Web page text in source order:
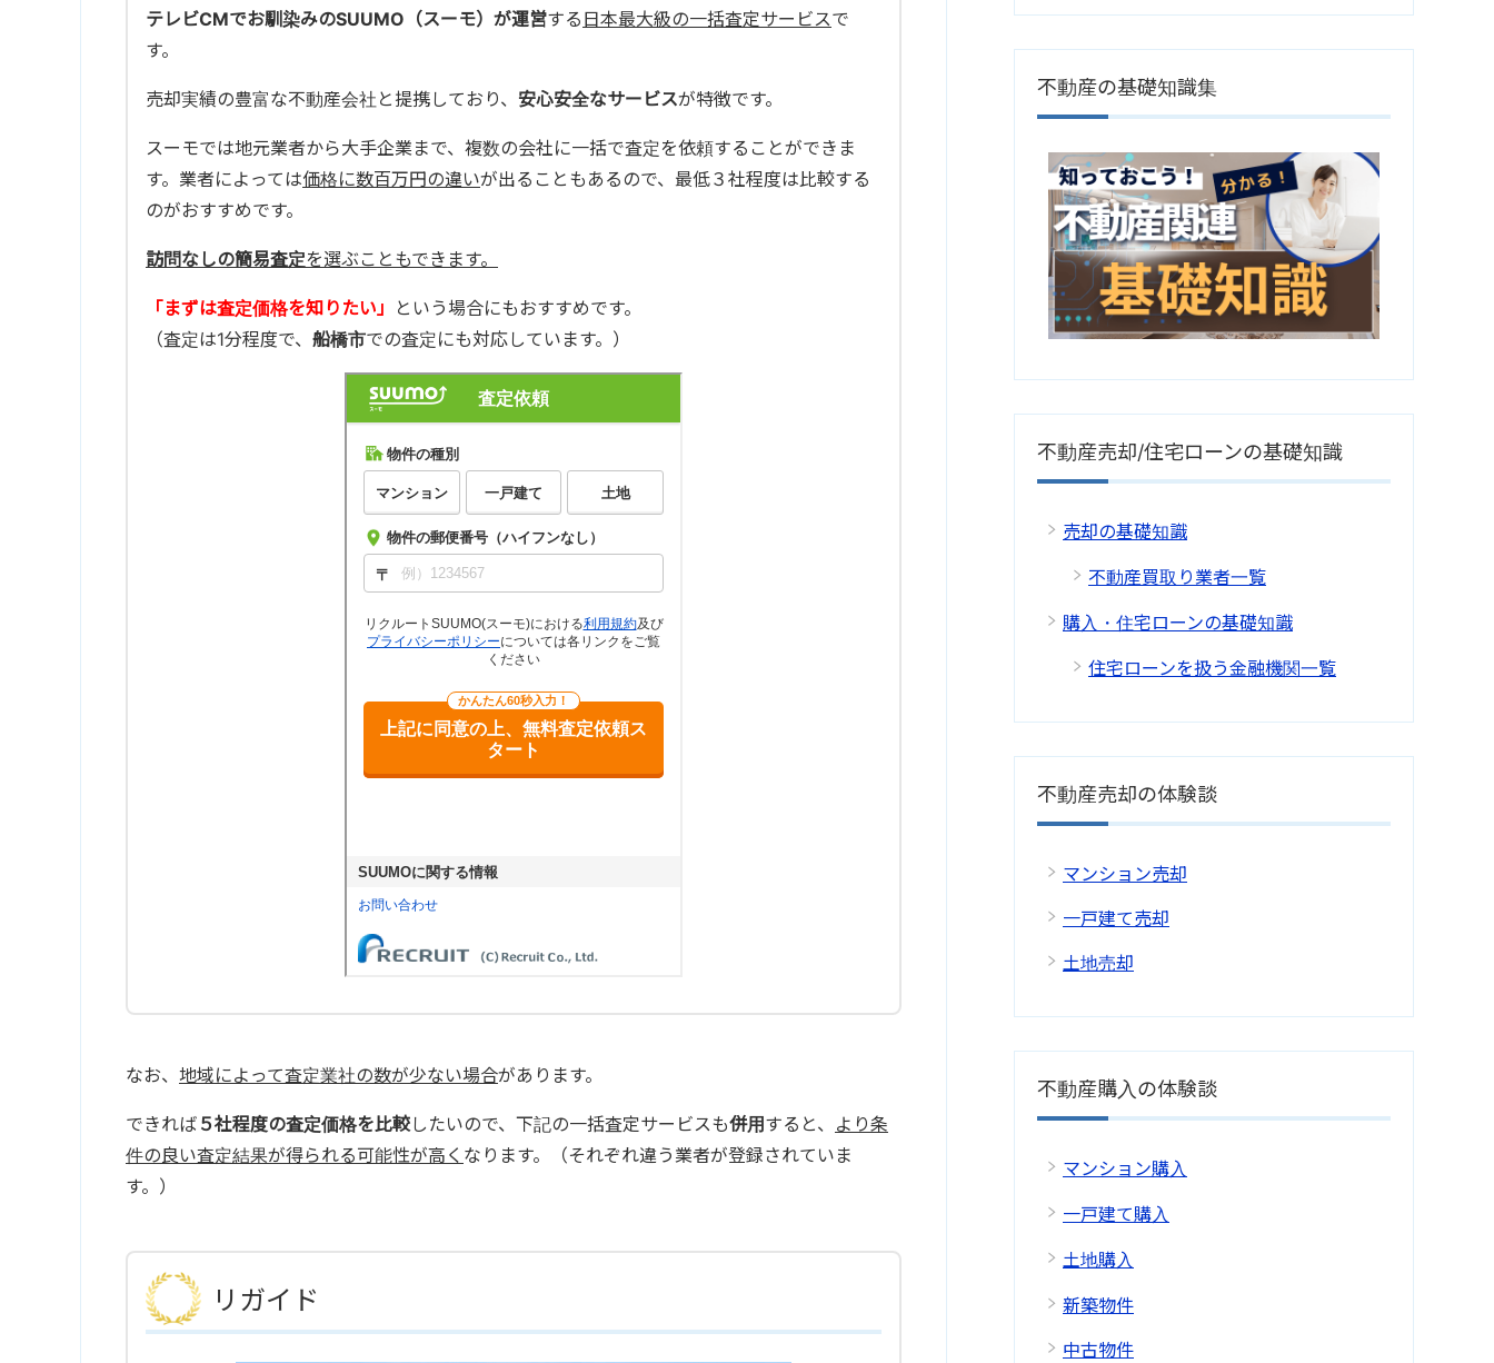
テレビCMでお馴染みのSUUMO（スーモ）が運営する 日本最大級の一括査定サービスで
す。
売却実績の豊富な不動産会社と提携しており、 安心安全なサービスが特徴です。
スーモでは地元業者から大手企業まで、複数の会社に一括で査定を依頼することができま
す。業者によっては価格に数百万円の違いが出ることもあるので、最低３社程度は比較する
のがおすすめです。
訪問なしの簡易査定を選ぶこともできます。
「まずは査定価格を知りたい」
という場合にもおすすめです。
（査定は1分程度で、 船橋市での査定にも対応しています。）
なお、 地域によって査定業社の数が少ない場合があります。
できれば ５社程度の査定価格を比較したいので、下記の一括査定サービスも併用 すると、 より条
件の良い査定結果が得られる可能性が高く なります。（それぞれ違う業者が登録されていま
す。）
リガイド
不動産の基礎知識集
不動産売却/住宅ローンの基礎知識
売却の基礎知識
不動産買取り業者一覧
購入・住宅ローンの基礎知識
住宅ローンを扱う金融機関一覧
不動産売却の体験談
マンション売却
一戸建て売却
土地売却
不動産購入の体験談
マンション購入
一戸建て購入
土地購入
新築物件
中古物件